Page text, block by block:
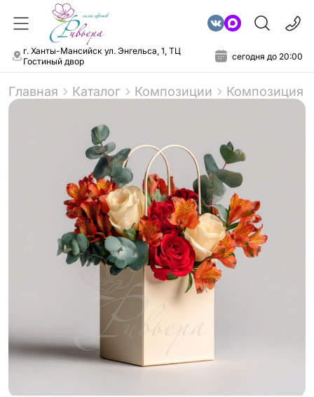
г. Ханты-Мансийск ул. Энгельса, 1, ТЦ
Гостиный двор
сегодня до 20:00
Главная Каталог Композиции Композиция